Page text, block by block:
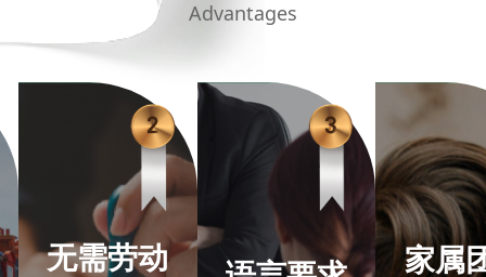
Advantages
无需劳动 家属